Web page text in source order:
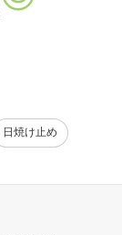
日焼け止め